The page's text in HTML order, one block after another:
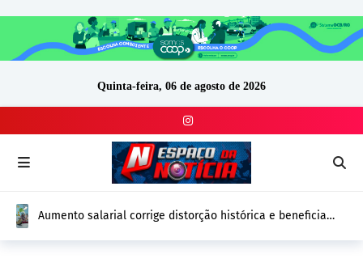
Quinta-feira, 06 de agosto de 2026
Aumento salarial corrige distorção histórica e beneficia
técnicos em saúde bucal